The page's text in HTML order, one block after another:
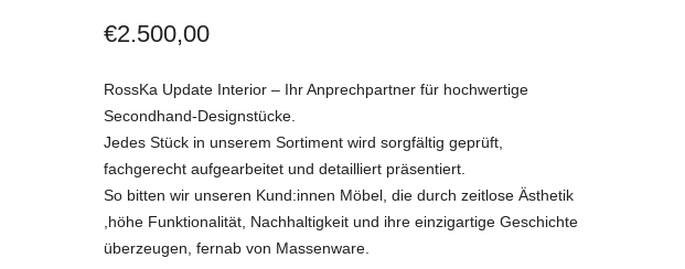
€2.500,00
RossKa Update Interior – Ihr Anprechpartner für hochwertige
Secondhand-Designstücke.
Jedes Stück in unserem Sortiment wird sorgfältig geprüft,
fachgerecht aufgearbeitet und detailliert präsentiert.
So bitten wir unseren Kund:innen Möbel, die durch zeitlose Ästhetik
,höhe Funktionalität, Nachhaltigkeit und ihre einzigartige Geschichte
überzeugen, fernab von Massenware.